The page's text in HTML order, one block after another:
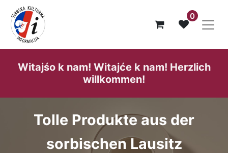
0
Witajśo k nam! Witajće k nam! He​rzlich
willk​ommen!
Tolle Produkte aus der
sorbischen Lausitz